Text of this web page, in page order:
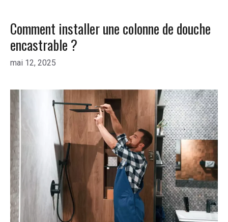
Comment installer une colonne de douche
encastrable ?
mai 12, 2025